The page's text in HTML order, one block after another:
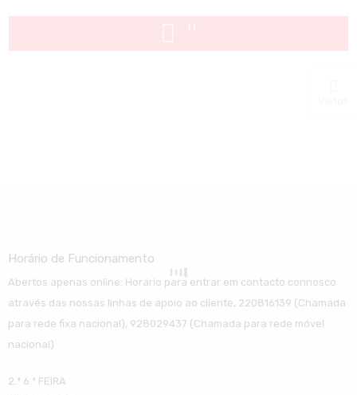
Horário de Funcionamento
Abertos apenas online: Horário para entrar em contacto connosco
através das nossas linhas de apoio ao cliente, 220816139 (Chamada
para rede fixa nacional), 928029437 (Chamada para rede móvel
nacional)
2.ª 6.ª FEIRA